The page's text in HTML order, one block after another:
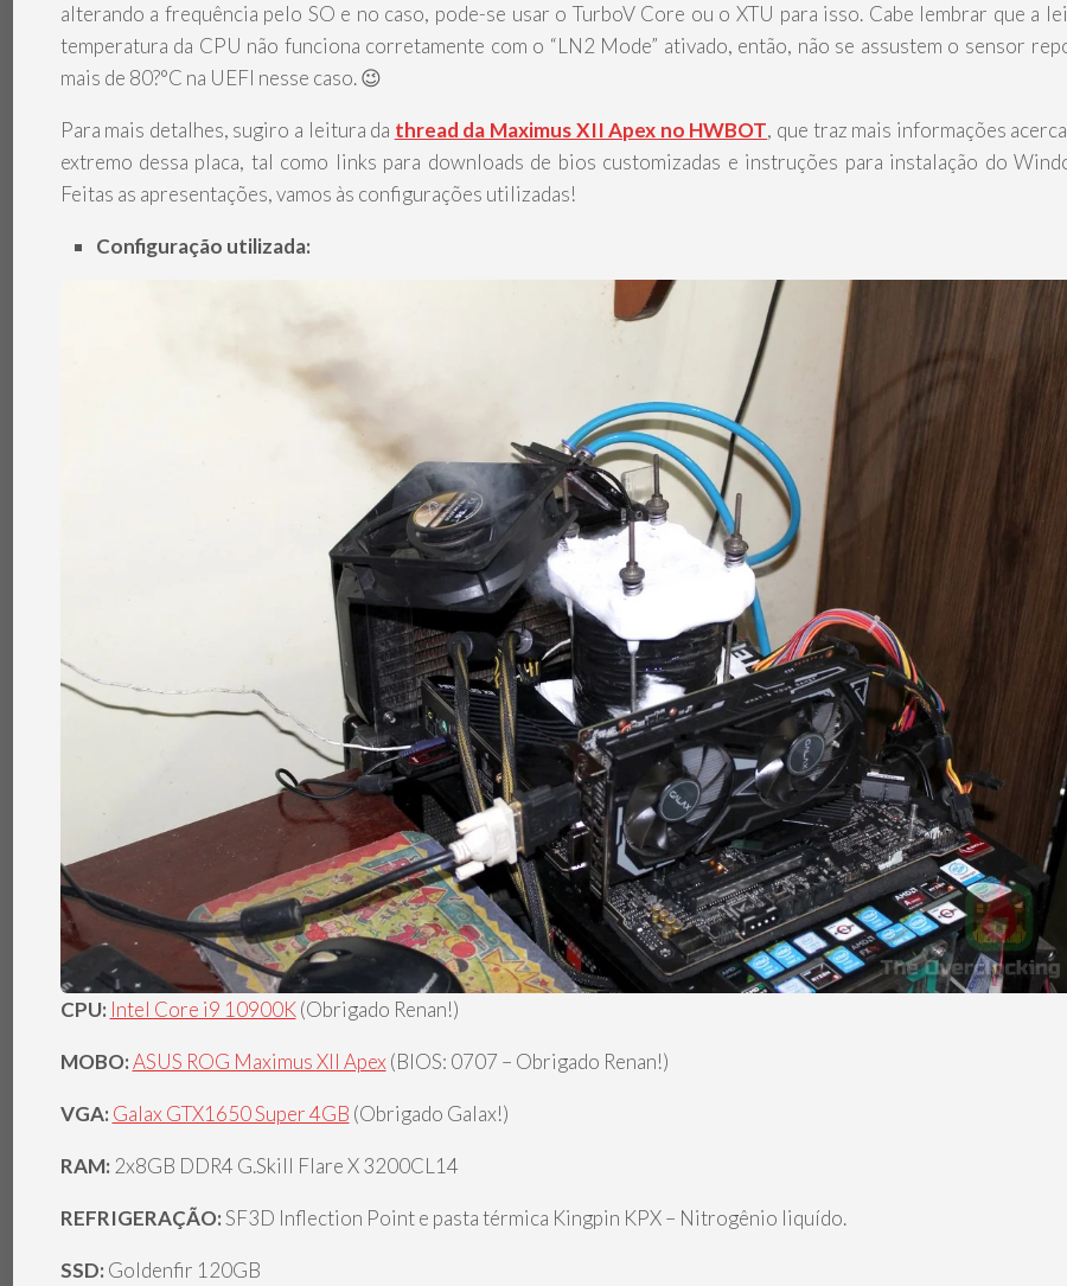
alterando a frequência pelo SO e no caso, pode-se usar o TurboV Core ou o XTU para isso. Cabe lembrar que a
temperatura da CPU não funciona corretamente com o “LN2 Mode” ativado, então, não se assustem o sensor
mais de 80?°C na UEFI nesse caso. 😉
Para mais detalhes, sugiro a leitura da thread da Maximus XII Apex no HWBOT, que traz mais informações
extremo dessa placa, tal como links para downloads de bios customizadas e instruções para instalação do
Feitas as apresentações, vamos às configurações utilizadas!
Configuração utilizada:
CPU: Intel Core i9 10900K(Obrigado Renan!)
MOBO:ASUS ROG Maximus XII Apex (BIOS: 0707 – Obrigado Renan!)
VGA: Galax GTX1650 Super 4GB (Obrigado Galax!)
RAM: 2x8GB DDR4 G.Skill Flare X 3200CL14
REFRIGERAÇÃO:SF3D Inflection Point e pasta térmica Kingpin KPX – Nitrogênio liquído.
SSD: Goldenfir 120GB